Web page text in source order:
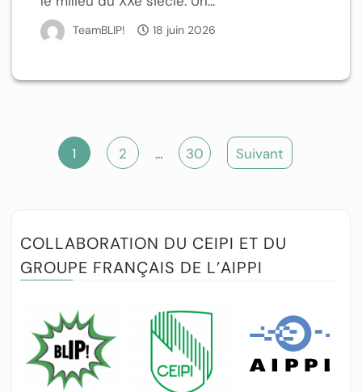
TeamBLIP! 18 juin 2026
1 2 … 30 Suivant
COLLABORATION DU CEIPI ET DU
GROUPE FRANÇAIS DE L’AIPPI